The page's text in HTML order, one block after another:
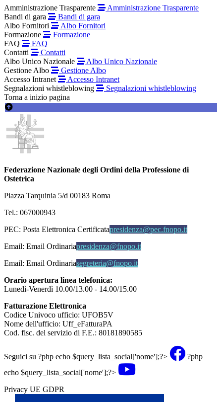
Amministrazione Trasparente
Amministrazione Trasparente
Bandi di gara
Bandi di gara
Albo Fornitori
Albo Fornitori
Formazione
Formazione
FAQ
FAQ
Contatti
Contatti
Albo Unico Nazionale
Albo Unico Nazionale
Gestione Albo
Gestione Albo
Accesso Intranet
Accesso Intranet
Segnalazioni whistleblowing
Segnalazioni whistleblowing
Torna a inizio pagina
Federazione Nazionale degli Ordini della Professione di
Ostetrica
Piazza Tarquinia 5/d 00183 Roma
Tel.: 067000943
PEC: Posta Elettronica Certificatapresidenza@pec.fnopo.it
Email: Email Ordinariapresidenza@fnopo.it
Email: Email Ordinariasegreteria@fnopo.it
Orario apertura linea telefonica:
Lunedì-Venerdì 10.00/13.00 - 14.00/15.00
Fatturazione Elettronica
Codice Univoco ufficio: UFOB5V
Nome dell'ufficio: Uff_eFatturaPA
Cod. fisc. del servizio di F.E.: 80181890585
Seguici su ?php echo $query_lista_social['nome'];?>
?php
echo $query_lista_social['nome'];?>
Privacy UE GDPR